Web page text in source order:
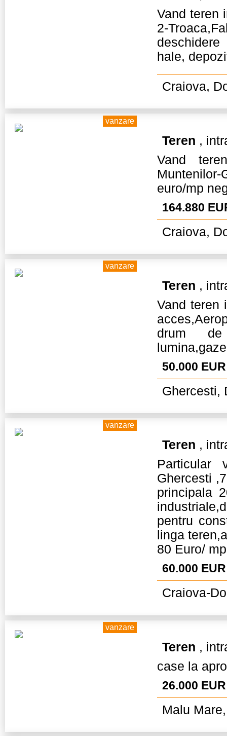
Vand teren
2-
hale,
Craiova,
vanzare
Teren ,
Vand
euro/mp
164.880
Craiova,
vanzare
Teren ,
Vand teren
drum
50.000
Ghercesti,
vanzare
Teren ,
Particular
Ghercesti
principala
pentru
linga
80 Euro/
60.000
Craiova-
vanzare
Teren ,
case la
26.000 EUR
Malu